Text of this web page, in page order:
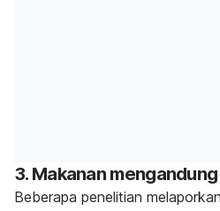
3. Makanan
Beberapa penelitian